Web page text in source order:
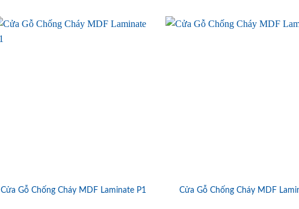
Cửa Gỗ Chống Cháy MDF Laminate P1 Cửa Gỗ Chống Cháy MDF